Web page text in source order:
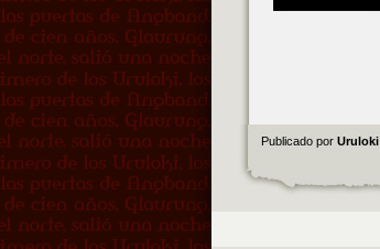
Publicado por Uruloki